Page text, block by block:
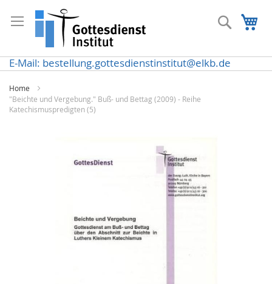
zum
Inhalt
Suche
E-Mail: bestellung.gottesdienstinstitut@elkb.de
Home
"Beichte und Vergebung." Buß- und Bettag (2009) - Reihe
Katechismuspredigten (5)